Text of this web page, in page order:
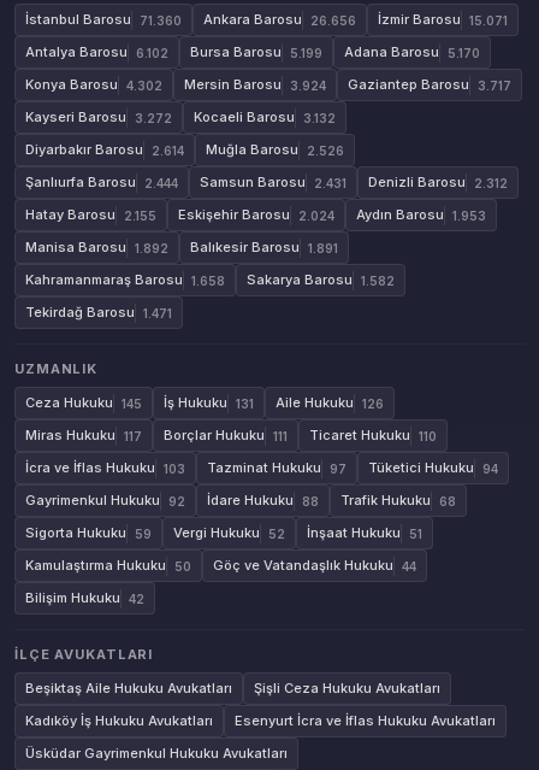
İstanbul Barosu
71.360 Ankara Barosu 26.656 İzmir Barosu 15.071
Antalya Barosu 6.102 Bursa Barosu 5.199 Adana Barosu 5.170
Konya Barosu 4.302 Mersin Barosu 3.924 Gaziantep Barosu 3.717
Kayseri Barosu 3.272 Kocaeli Barosu 3.132
Diyarbakır Barosu 2.614 Muğla Barosu 2.526
Şanlıurfa Barosu 2.444 Samsun Barosu 2.431 Denizli Barosu 2.312
Hatay Barosu 2.155 Eskişehir Barosu 2.024 Aydın Barosu 1.953
Manisa Barosu 1.892 Balıkesir Barosu 1.891
Kahramanmaraş Barosu 1.658 Sakarya Barosu 1.582
Tekirdağ Barosu 1.471
UZMANLIK
Ceza Hukuku
145 İş Hukuku 131 Aile Hukuku 126
Miras Hukuku 117 Borçlar Hukuku 111 Ticaret Hukuku 110
İcra ve İflas Hukuku 103 Tazminat Hukuku 97 Tüketici Hukuku 94
Gayrimenkul Hukuku 92 İdare Hukuku 88 Trafik Hukuku 68
Sigorta Hukuku 59 Vergi Hukuku 52 İnşaat Hukuku 51
Kamulaştırma Hukuku 50 Göç ve Vatandaşlık Hukuku 44
Bilişim Hukuku 42
İLÇE AVUKATLARI
Beşiktaş Aile Hukuku Avukatları
Şişli Ceza Hukuku Avukatları
Kadıköy İş Hukuku Avukatları
Esenyurt İcra ve İflas Hukuku Avukatları
Üsküdar Gayrimenkul Hukuku Avukatları